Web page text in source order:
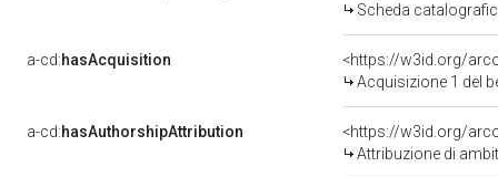
Scheda
a-cd:hasAcquisition
<https://w3id.org/
Acquisizione 1 del
a-cd:hasAuthorshipAttribution
<https://w3id.org/
Attribuzione di